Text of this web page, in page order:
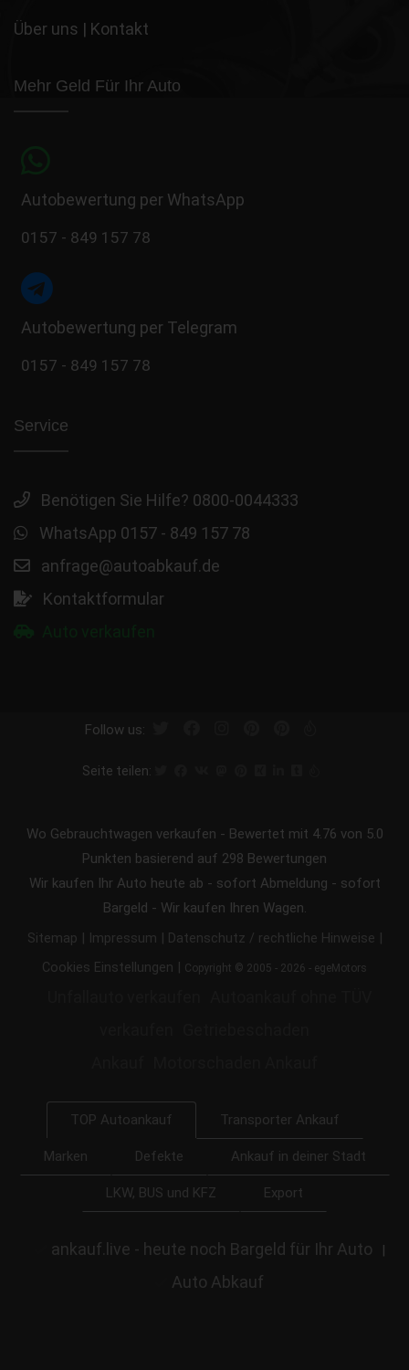
Über uns | Kontakt
Mehr Geld Für Ihr Auto
Autobewertung per WhatsApp
0157 - 849 157 78
Autobewertung per Telegram
0157 - 849 157 78
Service
Benötigen Sie Hilfe? 0800-0044333
WhatsApp 0157 - 849 157 78
anfrage@autoabkauf.de
Kontaktformular
Follow us:
Seite teilen:
Wo Gebrauchtwagen verkaufen - Bewertet mit 4.76 von 5.0
Punkten basierend auf 298 Bewertungen
Wir kaufen Ihr Auto heute ab - sofort Abmeldung - sofort
Bargeld - Wir kaufen Ihren Wagen.
Sitemap | Impressum | Datenschutz / rechtliche Hinweise |
Cookies Einstellungen | Copyright © 2005 - 2026 - egeMotors
TOP Autoankauf Transporter Ankauf
Marken Defekte Ankauf in deiner Stadt
LKW, BUS und KFZ Export
ankauf.live - heute noch Bargeld für Ihr Auto |
Auto Abkauf